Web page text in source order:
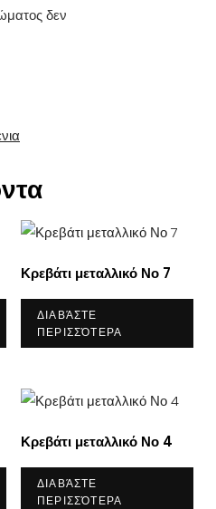
δεν
Κρεβάτι μεταλλικό Νο 7
ΔΙΑΒΆΣΤΕ
ΠΕΡΙΣΣΌΤΕΡΑ
Κρεβάτι μεταλλικό Νο 4
ΔΙΑΒΆΣΤΕ
ΠΕΡΙΣΣΌΤΕΡΑ